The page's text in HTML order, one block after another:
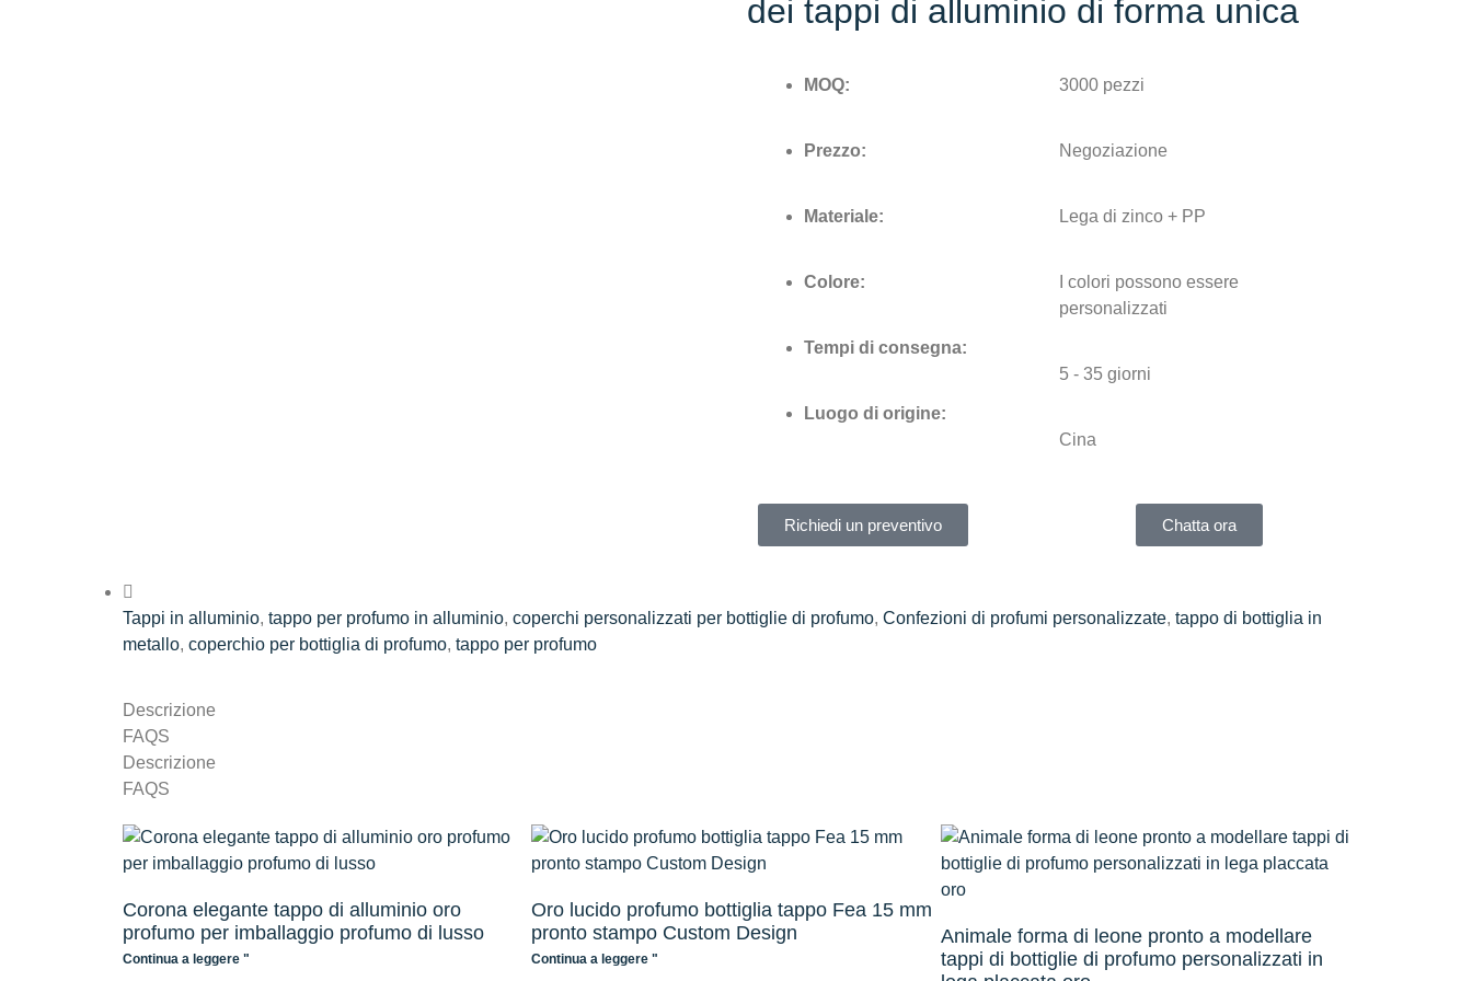
dei tappi di alluminio di forma unica
MOQ:
Prezzo:
Materiale:
Colore:
Tempi di consegna:
Luogo di origine:
3000 pezzi
Negoziazione
Lega di zinco + PP
I colori possono essere
personalizzati
5 - 35 giorni
Cina
Richiedi un preventivo Chatta ora
Tappi in alluminio, tappo per profumo in alluminio, coperchi personalizzati per bottiglie di profumo, Confezioni di profumi personalizzate, tappo di bottiglia in
metallo, coperchio per bottiglia di profumo, tappo per profumo
Descrizione
FAQS
Descrizione
FAQS
Corona elegante tappo di alluminio oro
profumo per imballaggio profumo di lusso
Continua a leggere "
Oro lucido profumo bottiglia tappo Fea 15 mm
pronto stampo Custom Design
Continua a leggere "
Animale forma di leone pronto a modellare
tappi di bottiglie di profumo personalizzati in